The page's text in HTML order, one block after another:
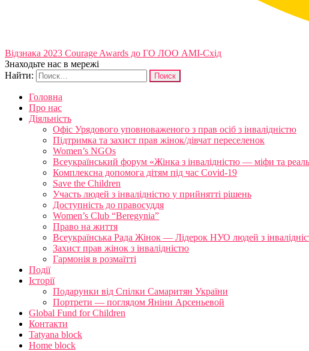
Відзнака 2023 Courage Awards до ГО ЛОО АМІ-Схід
Знаходьте нас в мережі
Найти:
Головна
Про нас
Діяльність
Офіс Урядового уповноваженого з прав осіб з інвалідністю
Підтримка та захист прав жінок/дівчат переселенок
Women’s NGOs
Всеукраїнський форум «Жінка з інвалідністю — міфи та
Комплексна допомога дітям під час Covid-19
Save the Children
Участь людей з інвалідністю у прийнятті рішень
Доступність до правосуддя
Women’s Club “Beregynia”
Право на життя
Всеукраїнська Рада Жінок — Лідерок НУО людей з
Захист прав жінок з інвалідністю
Гармонія в розмаїтті
Події
Історії
Подарунки від Спілки Самаритян України
Портрети — поглядом Яніни Арсеньевой
Global Fund for Children
Контакти
Tatyana block
Home block